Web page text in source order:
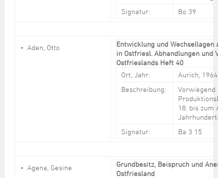
Wohnen, Bauen
Volkshochschule
Signatur:
Bo 39
Aden, Otto
Entwicklung und Wechsellagen
in Ostfriesl. Abhandlungen und
Ostfrieslands Heft 40
Ort, Jahr:
Aurich, 1964
Beschreibung:
18. bis zum
Signatur:
Ba 3 15
Agena, Gesine
Grundbesitz, Beispruch und
Ostfriesland